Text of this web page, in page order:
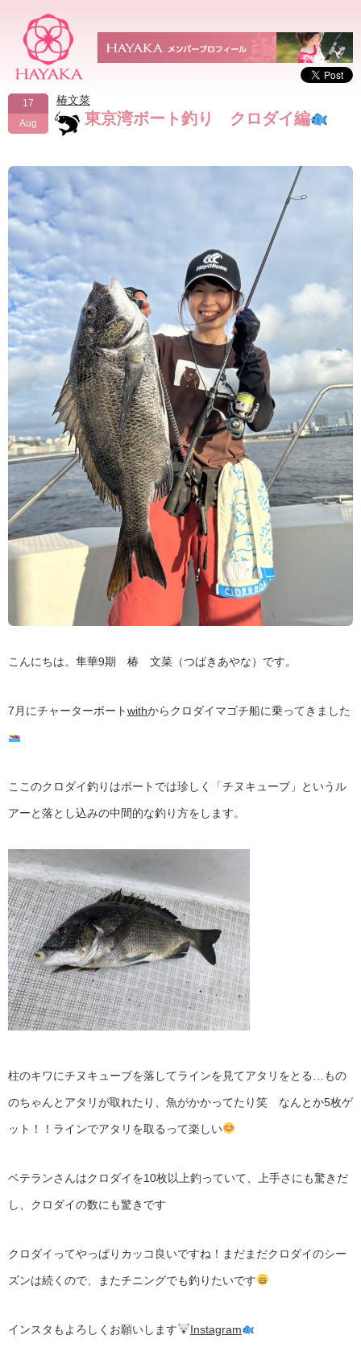
17
Aug
椿文菜
東京湾ボート釣り クロダイ編
こんにちは。隼華9期 椿 文菜（つばきあやな）です。
7月にチャーターボートwithからクロダイマゴチ船に乗ってきました
ここのクロダイ釣りはボートでは珍しく「チヌキューブ」というル
アーと落とし込みの中間的な釣り方をします。
柱のキワにチヌキューブを落してラインを見てアタリをとる…もの
のちゃんとアタリが取れたり、魚がかかってたり笑 なんとか5枚ゲ
ット！！ラインでアタリを取るって楽しい
ベテランさんはクロダイを10枚以上釣っていて、上手さにも驚きだ
し、クロダイの数にも驚きです
クロダイってやっぱりカッコ良いですね！まだまだクロダイのシー
ズンは続くので、またチニングでも釣りたいです
インスタもよろしくお願いします Instagram